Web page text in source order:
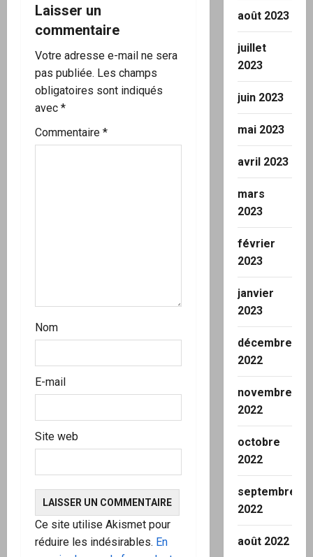
i
o
n
d
’
l
e
Laisser un
commentaire
Votre adresse e-mail ne sera
pas publiée. Les champs
obligatoires sont indiqués
avec *
Commentaire *
Nom
E-mail
Site web
Ce site utilise Akismet pour
réduire les indésirables. En
août 2023
juillet
2023
juin 2023
mai 2023
avril 2023
mars
2023
février
2023
janvier
2023
décembre
2022
novembre
2022
octobre
2022
septembre
2022
août 2022